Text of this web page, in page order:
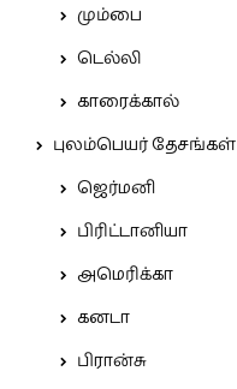
மும்பை
டெல்லி
காரைக்கால்
புலம்பெயர் தேசங்கள்
ஜெர்மனி
பிரிட்டானியா
அமெரிக்கா
கனடா
பிரான்சு